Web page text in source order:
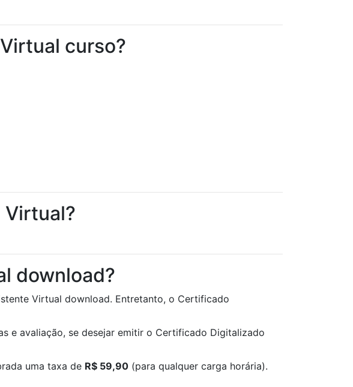
curso?
Virtual?
download?
Virtual download. Entretanto, o Certificado
e avaliação, se desejar emitir o Certificado Digitalizado
uma taxa de R$ 59,90 (para qualquer carga horária).